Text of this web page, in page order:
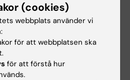
(cookies)
webbplats använder vi
för att webbplatsen ska
för att förstå hur